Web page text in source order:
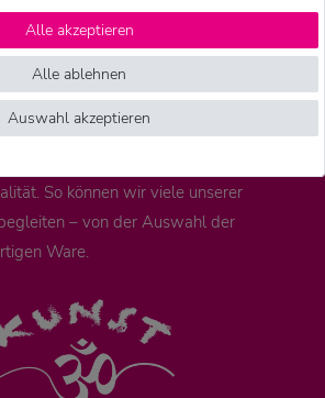
in kleinen, familiengeführten
Wir arbeiten dort mit
zusammen. Unsere Geschäftspartner und
So können wir viele unserer
– von der Auswahl der
Ware.
Alle akzeptieren
Alle ablehnen
Auswahl akzeptieren